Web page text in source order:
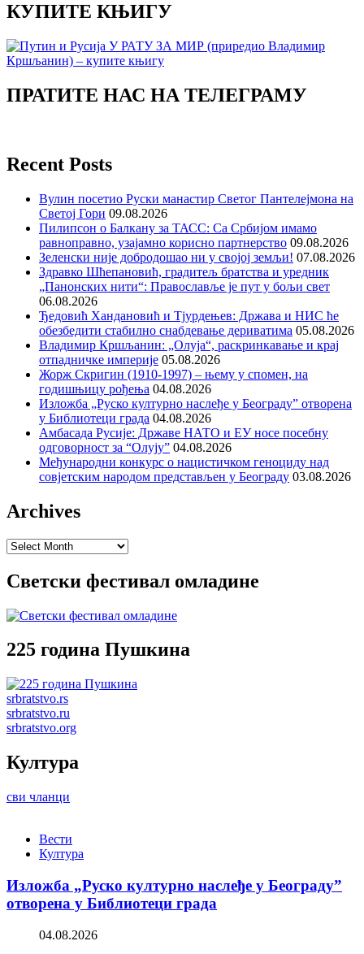
КУПИТЕ КЊИГУ
ПРАТИТЕ НАС НА ТЕЛЕГРАМУ
Recent Posts
Вулин посетио Руски манастир Светог Пантелејмона на
Светој Гори 09.08.2026
Пилипсон о Балкану за ТАСС: Са Србијом имамо
равноправно, узајамно корисно партнерство 09.08.2026
Зеленски није добродошао ни у својој земљи! 07.08.2026
Здравко Шћепановић, градитељ братства и уредник
„Панонских нити“: Православље је пут у бољи свет
06.08.2026
Ђедовић Хандановић и Тјурдењев: Држава и НИС ће
обезбедити стабилно снабдевање дериватима 05.08.2026
Владимир Кршљанин: „Олуја“, раскринкавање и крај
отпадничке империје 05.08.2026
Жорж Скригин (1910-1997) – њему у спомен, на
годишњицу рођења 04.08.2026
Изложба „Руско културно наслеђе у Београду” отворена
у Библиотеци града 04.08.2026
Амбасада Русије: Државе НАТО и ЕУ носе посебну
одговорност за “Олују” 04.08.2026
Међународни конкурс о нацистичком геноциду над
совјетским народом представљен у Београду 03.08.2026
Archives
Archives
Светски фестивал омладине
225 година Пушкина
srbratstvo.rs
srbratstvo.ru
srbratstvo.org
Култура
сви чланци
Вести
Култура
Изложба „Руско културно наслеђе у Београду”
отворена у Библиотеци града
04.08.2026